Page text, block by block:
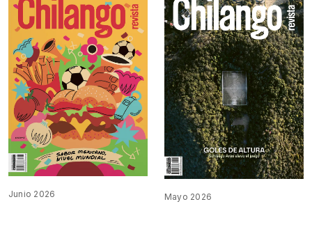
Junio 2026 Mayo 2026